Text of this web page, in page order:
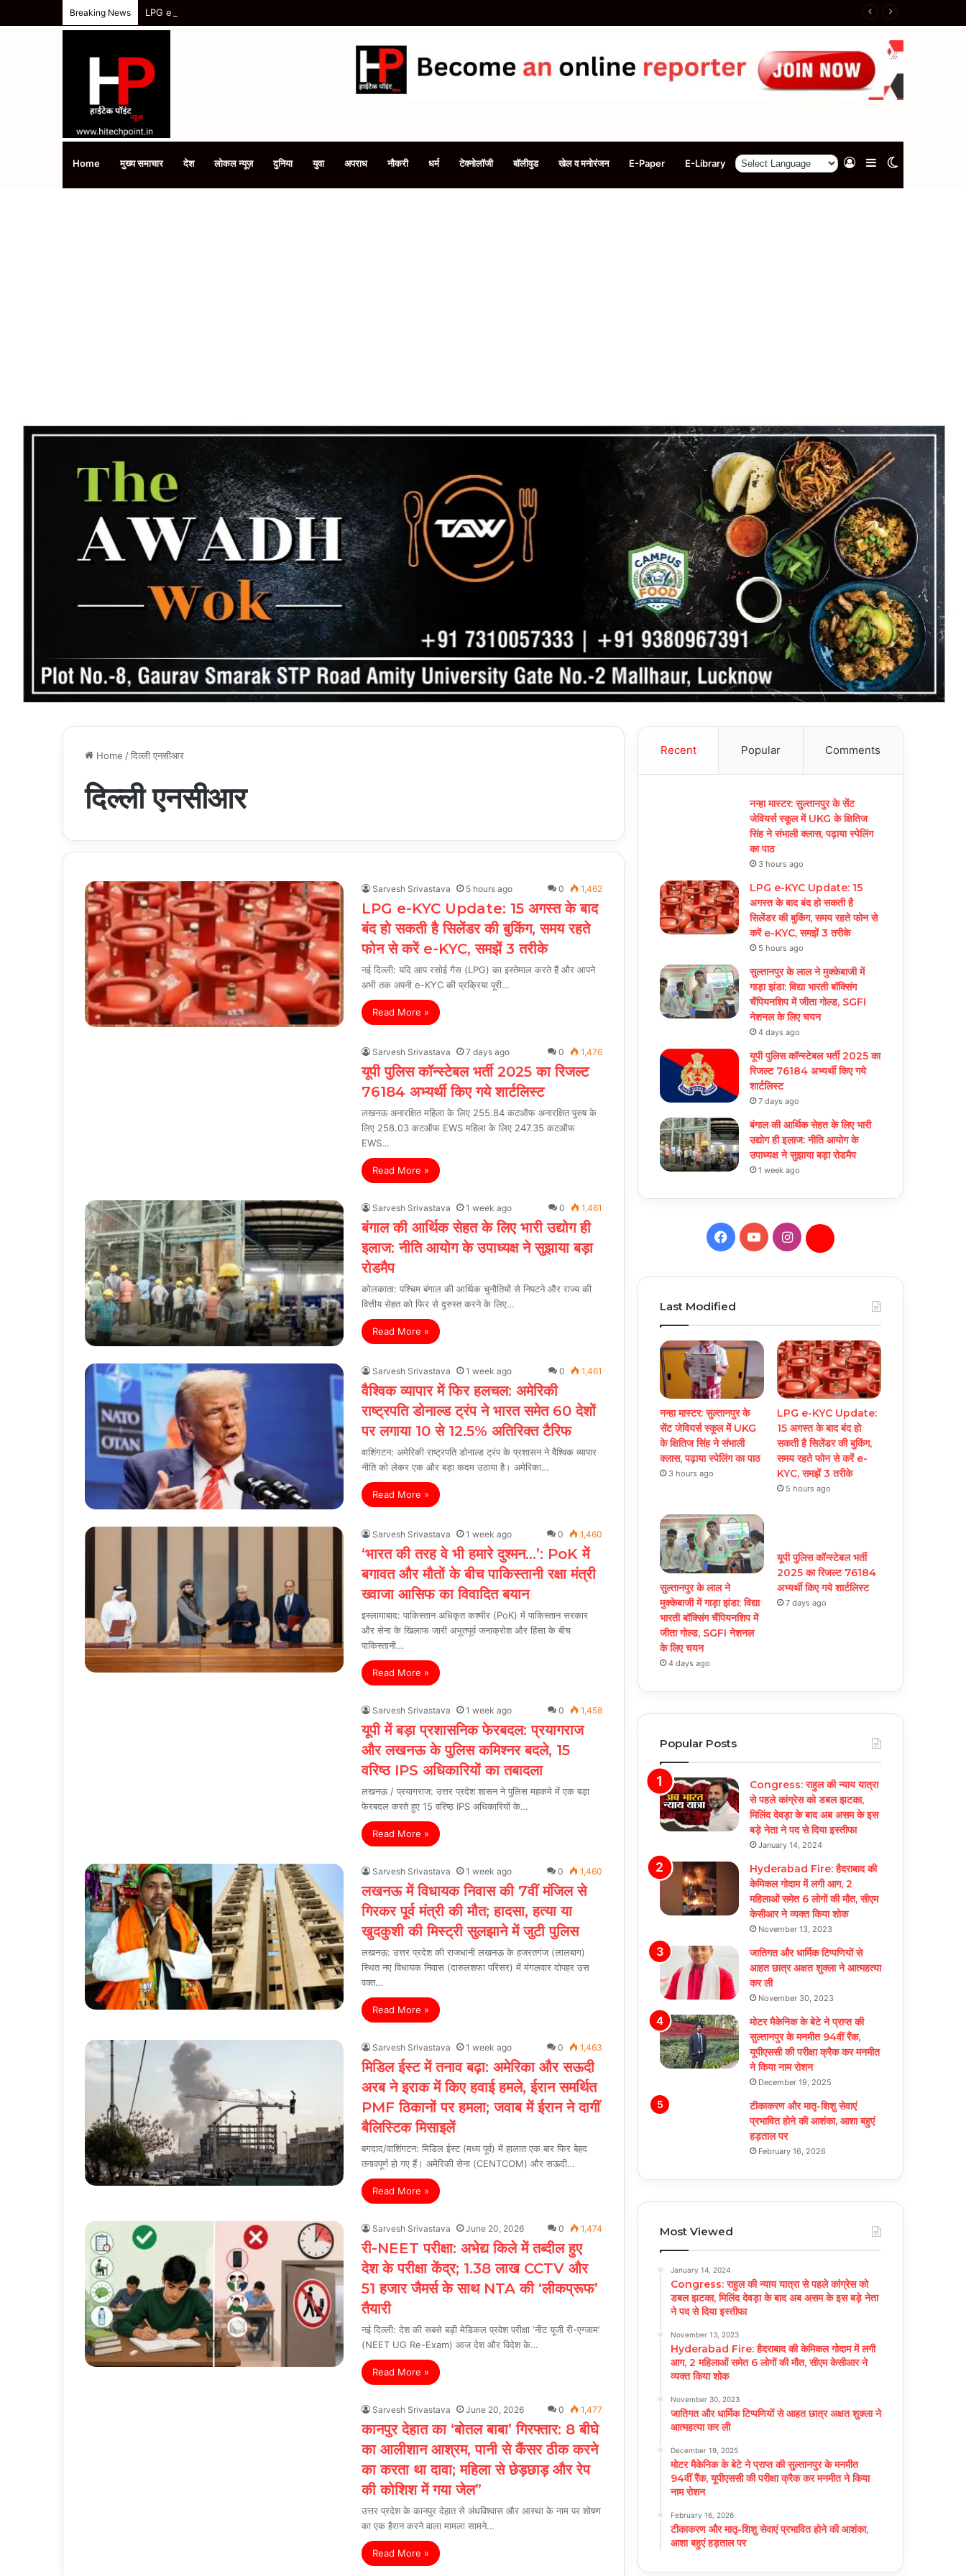
Breaking News LPG e-KYC Update: 15 अगस्त के बाद बंद हो सकती है सिलेंडर की बुकिंग, समय रहते फोन से करें e-KYC, समझें 3 तरीके
Home मुख्य समाचार देश लोकल न्यूज़ दुनिया युवा अपराध नौकरी धर्म टेक्नोलॉजी बॉलीवुड खेल व मनोरंजन E-Paper E-Library Sidebar
Log
Home /दिल्ली एनसीआर
दिल्ली एनसीआर
Sarvesh Srivastava 5 hours ago 0 1,462
LPG e-KYC Update: 15 अगस्त के बाद
बंद हो सकती है सिलेंडर की बुकिंग, समय रहते
फोन से करें e-KYC, समझें 3 तरीके
नई दिल्ली: यदि आप रसोई गैस (LPG) का इस्तेमाल करते हैं और आपने
अभी तक अपनी e-KYC की प्रक्रिया पूरी…
Read More »
Sarvesh Srivastava 7 days ago 0 1,476
यूपी पुलिस कॉन्स्टेबल भर्ती 2025 का रिजल्ट
76184 अभ्यर्थी किए गये शार्टलिस्ट
लखनऊ अनारक्षित महिला के लिए 255.84 कटऑफ अनारक्षित पुरुष के
लिए 258.03 कटऑफ EWS महिला के लिए 247.35 कटऑफ
EWS…
Read More »
Sarvesh Srivastava 1 week ago 0 1,461
बंगाल की आर्थिक सेहत के लिए भारी उद्योग ही
इलाज: नीत‌ि आयोग के उपाध्यक्ष ने सुझाया बड़ा
रोडमैप
कोलकाता: पश्चिम बंगाल की आर्थिक चुनौतियों से निपटने और राज्य की
वित्तीय सेहत को फिर से दुरुस्त करने के लिए…
Read More »
Sarvesh Srivastava 1 week ago 0 1,461
वैश्विक व्यापार में फिर हलचल: अमेरिकी
राष्ट्रपति डोनाल्ड ट्रंप ने भारत समेत 60 देशों
पर लगाया 10 से 12.5% अतिरिक्त टैरिफ
वाशिंगटन: अमेरिकी राष्ट्रपति डोनाल्ड ट्रंप के प्रशासन ने वैश्विक व्यापार
नीति को लेकर एक और बड़ा कदम उठाया है। अमेरिका…
Read More »
Sarvesh Srivastava 1 week ago 0 1,460
‘भारत की तरह वे भी हमारे दुश्मन…’: PoK में
बगावत और मौतों के बीच पाकिस्तानी रक्षा मंत्री
ख्वाजा आसिफ का विवादित बयान
इस्लामाबाद: पाकिस्तान अधिकृत कश्मीर (PoK) में पाकिस्तान सरकार
और सेना के खिलाफ जारी अभूतपूर्व जनाक्रोश और हिंसा के बीच
पाकिस्तानी…
Read More »
Sarvesh Srivastava 1 week ago 0 1,458
यूपी में बड़ा प्रशासनिक फेरबदल: प्रयागराज
और लखनऊ के पुलिस कमिश्नर बदले, 15
वरिष्ठ IPS अधिकारियों का तबादला
लखनऊ / प्रयागराज: उत्तर प्रदेश शासन ने पुलिस महकमे में एक बड़ा
फेरबदल करते हुए 15 वरिष्ठ IPS अधिकारियों के…
Read More »
Sarvesh Srivastava 1 week ago 0 1,460
लखनऊ में विधायक निवास की 7वीं मंजिल से
गिरकर पूर्व मंत्री की मौत; हादसा, हत्या या
खुदकुशी की मिस्ट्री सुलझाने में जुटी पुलिस
लखनऊ: उत्तर प्रदेश की राजधानी लखनऊ के हजरतगंज (लालबाग)
स्थित नए विधायक निवास (दारुलशफा परिसर) में मंगलवार दोपहर उस
वक्त…
Read More »
Sarvesh Srivastava 1 week ago 0 1,463
मिडिल ईस्ट में तनाव बढ़ा: अमेरिका और सऊदी
अरब ने इराक में किए हवाई हमले, ईरान समर्थित
PMF ठिकानों पर हमला; जवाब में ईरान ने दागीं
बैलिस्टिक मिसाइलें
बगदाद/वाशिंगटन: मिडिल ईस्ट (मध्य पूर्व) में हालात एक बार फिर बेहद
तनावपूर्ण हो गए हैं। अमेरिकी सेना (CENTCOM) और सऊदी…
Read More »
Sarvesh Srivastava June 20, 2026 0 1,474
री-NEET परीक्षा: अभेद्य किले में तब्दील हुए
देश के परीक्षा केंद्र; 1.38 लाख CCTV और
51 हजार जैमर्स के साथ NTA की ‘लीकप्रूफ’
तैयारी
नई दिल्ली: देश की सबसे बड़ी मेडिकल प्रवेश परीक्षा ‘नीट यूजी री-एग्जाम’
(NEET UG Re-Exam) आज देश और विदेश के…
Read More »
Sarvesh Srivastava June 20, 2026 0 1,477
कानपुर देहात का ‘बोतल बाबा’ गिरफ्तार: 8 बीघे
का आलीशान आश्रम, पानी से कैंसर ठीक करने
का करता था दावा; महिला से छेड़छाड़ और रेप
की कोशिश में गया जेल”
उत्तर प्रदेश के कानपुर देहात से अंधविश्वास और आस्था के नाम पर शोषण
का एक हैरान करने वाला मामला सामने…
Read More »
Recent Popular Comments
नन्हा मास्टर: सुल्तानपुर के सेंट
जेवियर्स स्कूल में UKG के क्षितिज
सिंह ने संभाली क्लास, पढ़ाया स्पेलिंग
का पाठ
3 hours ago
LPG e-KYC Update: 15
अगस्त के बाद बंद हो सकती है
सिलेंडर की बुकिंग, समय रहते फोन से
करें e-KYC, समझें 3 तरीके
5 hours ago
सुल्तानपुर के लाल ने मुक्केबाजी में
गाड़ा झंडा: विद्या भारती बॉक्सिंग
चैंपियनशिप में जीता गोल्ड, SGFI
नेशनल के लिए चयन
4 days ago
यूपी पुलिस कॉन्स्टेबल भर्ती 2025 का
रिजल्ट 76184 अभ्यर्थी किए गये
शार्टलिस्ट
7 days ago
बंगाल की आर्थिक सेहत के लिए भारी
उद्योग ही इलाज: नीत‌ि आयोग के
उपाध्यक्ष ने सुझाया बड़ा रोडमैप
1 week ago
Facebook
YouTubeInstagramDaily
Last Modified
नन्हा मास्टर: सुल्तानपुर के
सेंट जेवियर्स स्कूल में UKG
के क्षितिज सिंह ने संभाली
क्लास, पढ़ाया स्पेलिंग का पाठ
3 hours ago
LPG e-KYC Update:
15 अगस्त के बाद बंद हो
सकती है सिलेंडर की बुकिंग,
समय रहते फोन से करें e-
KYC, समझें 3 तरीके
5 hours ago
सुल्तानपुर के लाल ने
मुक्केबाजी में गाड़ा झंडा: विद्या
भारती बॉक्सिंग चैंपियनशिप में
जीता गोल्ड, SGFI नेशनल
के लिए चयन
4 days ago
यूपी पुलिस कॉन्स्टेबल भर्ती
2025 का रिजल्ट 76184
अभ्यर्थी किए गये शार्टलिस्ट
7 days ago
Popular Posts
Congress: राहुल की न्याय यात्रा
से पहले कांग्रेस को डबल झटका,
मिलिंद देवड़ा के बाद अब असम के इस
बड़े नेता ने पद से दिया इस्तीफा
January 14, 2024
Hyderabad Fire: हैदराबाद की
केमिकल गोदाम में लगी आग, 2
महिलाओं समेत 6 लोगों की मौत, सीएम
केसीआर ने व्यक्त किया शोक
November 13, 2023
जातिगत और धार्मिक टिप्पणियों से
आहत छात्र अक्षत शुक्ला ने आत्महत्या
कर ली
November 30, 2023
मोटर मैकेनिक के बेटे ने प्राप्त की
सुल्तानपुर के मनमीत 94वीं रैंक,
यूपीएससी की परीक्षा क्रैक कर मनमीत
ने किया नाम रोशन
December 19, 2025
टीकाकरण और मातृ-शिशु सेवाएं
प्रभावित होने की आशंका, आशा बहुएं
हड़ताल पर
February 16, 2026
Most Viewed
January 14, 2024
Congress: राहुल की न्याय यात्रा से पहले कांग्रेस को
डबल झटका, मिलिंद देवड़ा के बाद अब असम के इस बड़े नेता
ने पद से दिया इस्तीफा
November 13, 2023
Hyderabad Fire: हैदराबाद की केमिकल गोदाम में लगी
आग, 2 महिलाओं समेत 6 लोगों की मौत, सीएम केसीआर ने
व्यक्त किया शोक
November 30, 2023
जातिगत और धार्मिक टिप्पणियों से आहत छात्र अक्षत शुक्ला ने
आत्महत्या कर ली
December 19, 2025
मोटर मैकेनिक के बेटे ने प्राप्त की सुल्तानपुर के मनमीत
94वीं रैंक, यूपीएससी की परीक्षा क्रैक कर मनमीत ने किया
नाम रोशन
February 16, 2026
टीकाकरण और मातृ-शिशु सेवाएं प्रभावित होने की आशंका,
आशा बहुएं हड़ताल पर